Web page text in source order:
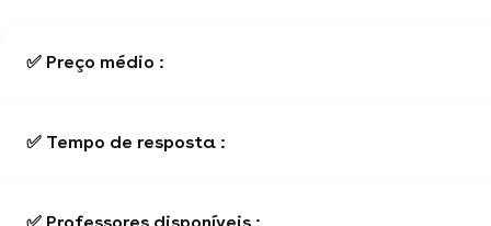
✅ Preço médio :
✅ Tempo de resposta :